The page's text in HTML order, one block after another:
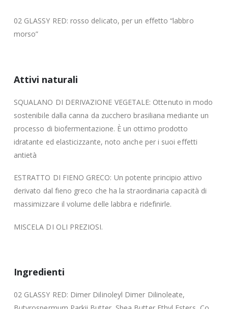
02 GLASSY RED: rosso delicato, per un effetto “labbro
morso”
Attivi naturali
SQUALANO DI DERIVAZIONE VEGETALE: Ottenuto in modo
sostenibile dalla canna da zucchero brasiliana mediante un
processo di biofermentazione. È un ottimo prodotto
idratante ed elasticizzante, noto anche per i suoi effetti
antietà
ESTRATTO DI FIENO GRECO: ​Un potente principio attivo
derivato dal fieno greco che ha la straordinaria capacità di
massimizzare il volume delle labbra e ridefinirle.
MISCELA DI OLI PREZIOSI.
Ingredienti
02 GLASSY RED: Dimer Dilinoleyl Dimer Dilinoleate,